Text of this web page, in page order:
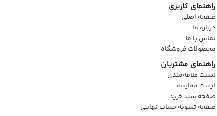
راهنمای کاربری
صفحه اصلی
درباره ما
تماس با ما
محصولات فروشگاه
راهنمای مشتریان
لیست علاقه‌مندی
لیست مقایسه
صفحه سبد خرید
صفحه تسویه حساب نهایی